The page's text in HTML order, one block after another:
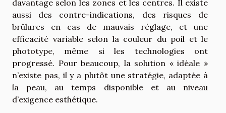
davantage selon les zones et les centres. Il existe
aussi des contre-indications, des risques de
brûlures en cas de mauvais réglage, et une
efficacité variable selon la couleur du poil et le
phototype, même si les technologies ont
progressé. Pour beaucoup, la solution « idéale »
n’existe pas, il y a plutôt une stratégie, adaptée à
la peau, au temps disponible et au niveau
d’exigence esthétique.